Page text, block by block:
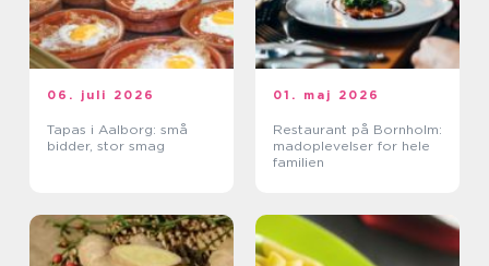
06. juli 2026
Tapas i Aalborg: små
bidder, stor smag
01. maj 2026
Restaurant på Bornholm:
madoplevelser for hele
familien